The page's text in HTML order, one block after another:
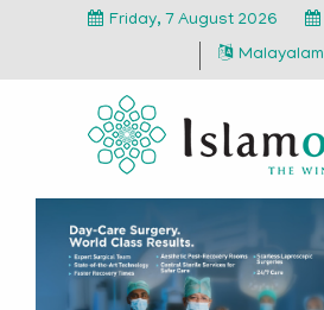
Friday, 7 August 2026
Malayalam